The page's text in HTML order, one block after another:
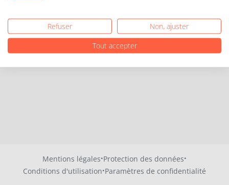
Mentions légales·Protection des données·
Conditions d'utilisation·Paramètres de confidentialité
Refuser
Non, ajuster
Tout accepter